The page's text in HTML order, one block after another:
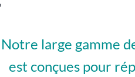
Notre large gamme
est conçues pour